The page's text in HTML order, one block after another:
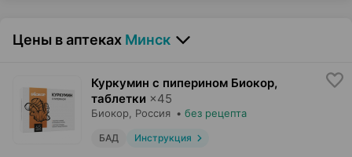
Цены в аптеках Минск
Куркумин с пиперином Биокор,
таблетки ×45
Биокор, Россия • без рецепта
БАД Инструкция